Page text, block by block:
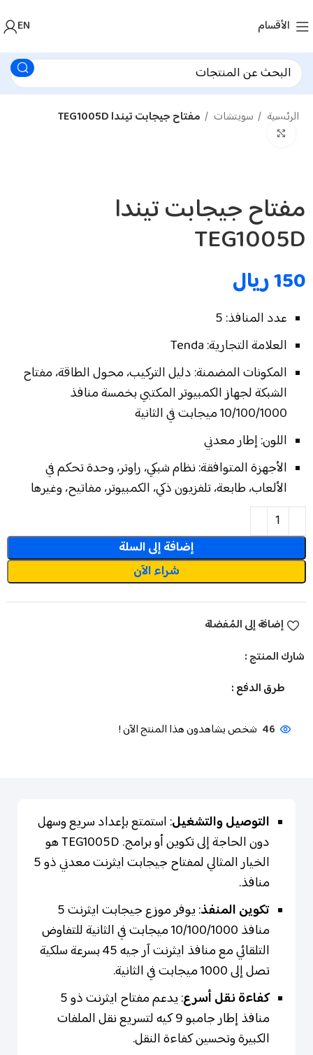
الأقسام EN
الرئيسية سويتشات مفتاح جيجابت تيندا TEG1005D
مفتاح جيجابت تيندا
TEG1005D
150ريال
عدد المنافذ: 5
العلامة التجارية: Tenda
المكونات المضمنة: دليل التركيب، محول الطاقة، مفتاح
الشبكة لجهاز الكمبيوتر المكتبي بخمسة منافذ
10/100/1000 ميجابت في الثانية
اللون: إطار معدني
الأجهزة المتوافقة: نظام شبكي، راوتر، وحدة تحكم في
الألعاب، طابعة، تلفزيون ذكي، الكمبيوتر، مفاتيح، وغيرها
إضافة إلى السلة
شراء الآن
إضافة إلى المُفضلة
شارك المنتج :
46 شخص يشاهدون هذا المنتج الآن !
طرق الدفع :
التوصيل والتشغيل: استمتع بإعداد سريع وسهل
دون الحاجة إلى تكوين أو برامج. TEG1005D هو
الخيار المثالي لمفتاح جيجابت ايثرنت معدني ذو 5
منافذ.
تكوين المنفذ
: يوفر موزع جيجابت ايثرنت 5
منافذ 10/100/1000 ميجابت في الثانية للتفاوض
التلقائي مع منافذ ايثرنت آر جيه 45 بسرعة سلكية
تصل إلى 1000 ميجابت في الثانية.
كفاءة نقل أسرع
: يدعم مفتاح ايثرنت ذو 5
منافذ إطار جامبو 9 كيه لتسريع نقل الملفات
الكبيرة وتحسين كفاءة النقل.